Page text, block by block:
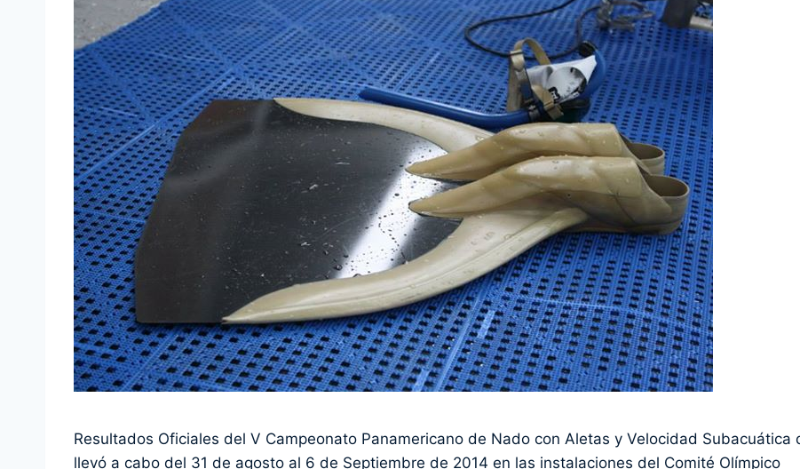
Resultados Oficiales del V Campeonato Panamericano de Nado con Aletas y Velocidad Subacuática
llevó a cabo del 31 de agosto al 6 de Septiembre de 2014 en las instalaciones del Comité Olímpico